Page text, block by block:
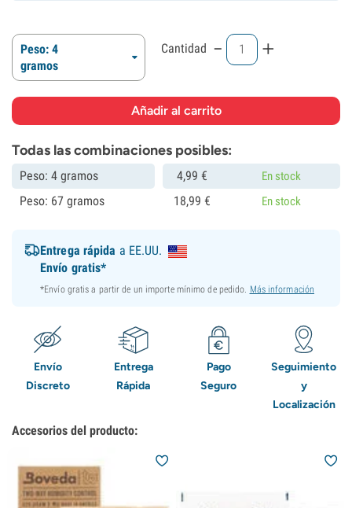
Peso: 4
gramos
Cantidad - +
Todas las combinaciones posibles:
Peso: 4 gramos 4,99 € En stock
Peso: 67 gramos 18,99 € En stock
Entrega rápida a EE.UU.
Envío gratis*
*Envío gratis a partir de un importe mínimo de pedido. Más información
Envío
Discreto
Entrega
Rápida
Pago
Seguro
Seguimiento
y
Localización
Accesorios del producto: